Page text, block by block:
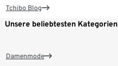
Tchibo Blog
Unsere beliebtesten Kategorien
Damenmode